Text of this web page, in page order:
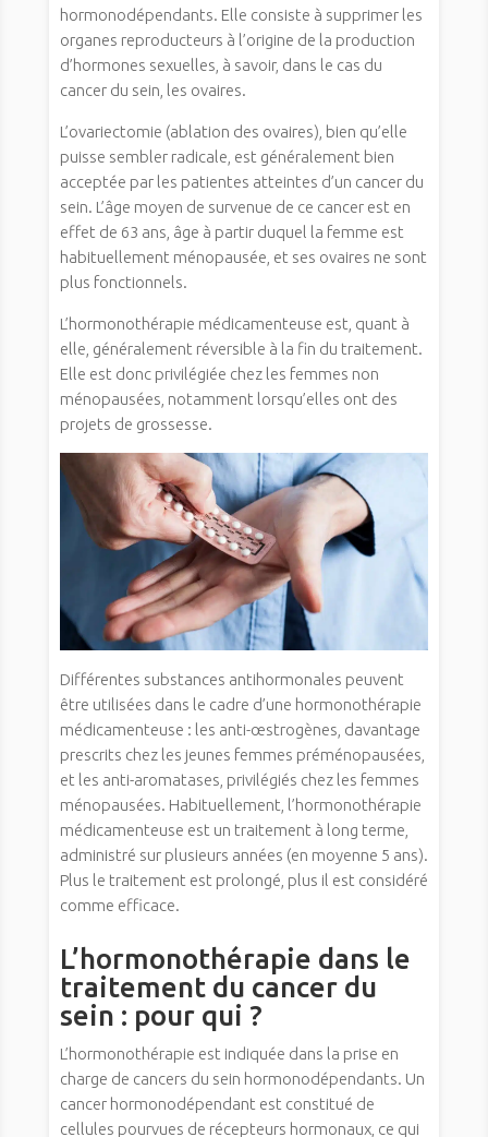
hormonodépendants. Elle consiste à supprimer les
organes reproducteurs à l’origine de la production
d’hormones sexuelles, à savoir, dans le cas du
cancer du sein, les ovaires.
L’ovariectomie (ablation des ovaires), bien qu’elle
puisse sembler radicale, est généralement bien
acceptée par les patientes atteintes d’un cancer du
sein. L’âge moyen de survenue de ce cancer est en
effet de 63 ans, âge à partir duquel la femme est
habituellement ménopausée, et ses ovaires ne sont
plus fonctionnels.
L’hormonothérapie médicamenteuse est, quant à
elle, généralement réversible à la fin du traitement.
Elle est donc privilégiée chez les femmes non
ménopausées, notamment lorsqu’elles ont des
projets de grossesse.
Différentes substances antihormonales peuvent
être utilisées dans le cadre d’une hormonothérapie
médicamenteuse : les anti-œstrogènes, davantage
prescrits chez les jeunes femmes préménopausées,
et les anti-aromatases, privilégiés chez les femmes
ménopausées. Habituellement, l’hormonothérapie
médicamenteuse est un traitement à long terme,
administré sur plusieurs années (en moyenne 5 ans).
Plus le traitement est prolongé, plus il est considéré
comme efficace.
L’hormonothérapie dans le
traitement du cancer du
sein : pour qui ?
L’hormonothérapie est indiquée dans la prise en
charge de cancers du sein hormonodépendants. Un
cancer hormonodépendant est constitué de
cellules pourvues de récepteurs hormonaux, ce qui